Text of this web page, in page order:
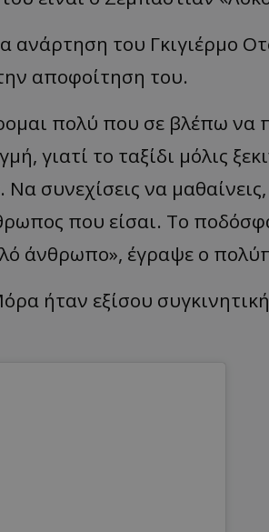
ανάρτηση του Γκιγιέρμο
αποφοίτηση του.
πολύ που σε βλέπω να
γιατί το ταξίδι μόλις
συνεχίσεις να
που είσαι. Το
άνθρωπο», έγραψε ο
ήταν εξίσου